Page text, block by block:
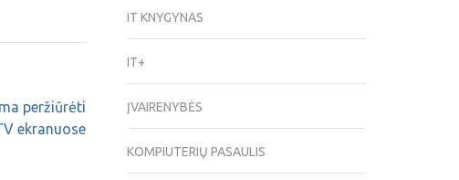
peržiūrėti
ekranuose
IT KNYGYNAS
IT+
ĮVAIRENYBĖS
KOMPIUTERIŲ PASAULIS